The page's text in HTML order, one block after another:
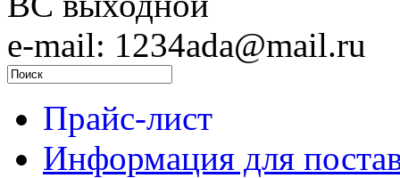
e-mail: 1234ada@mail.ru
Прайс-лист
Информация для